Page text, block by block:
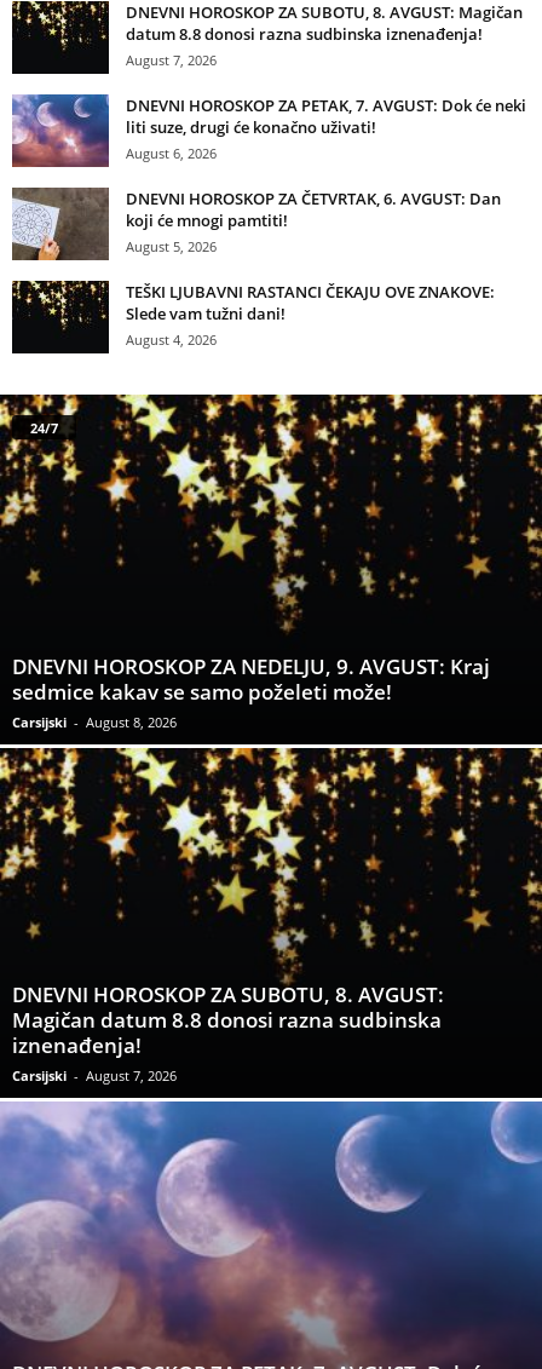
DNEVNI HOROSKOP ZA SUBOTU, 8. AVGUST: Magičan
datum 8.8 donosi razna sudbinska iznenađenja!
August 7, 2026
DNEVNI HOROSKOP ZA PETAK, 7. AVGUST: Dok će neki
liti suze, drugi će konačno uživati!
August 6, 2026
DNEVNI HOROSKOP ZA ČETVRTAK, 6. AVGUST: Dan
koji će mnogi pamtiti!
August 5, 2026
TEŠKI LJUBAVNI RASTANCI ČEKAJU OVE ZNAKOVE:
Slede vam tužni dani!
August 4, 2026
24/7
DNEVNI HOROSKOP ZA NEDELJU, 9. AVGUST: Kraj
sedmice kakav se samo poželeti može!
Carsijski - August 8, 2026
DNEVNI HOROSKOP ZA SUBOTU, 8. AVGUST:
Magičan datum 8.8 donosi razna sudbinska
iznenađenja!
Carsijski - August 7, 2026